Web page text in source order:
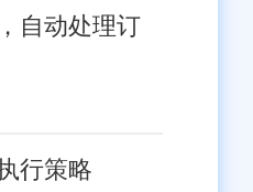
自动处理订
行策略